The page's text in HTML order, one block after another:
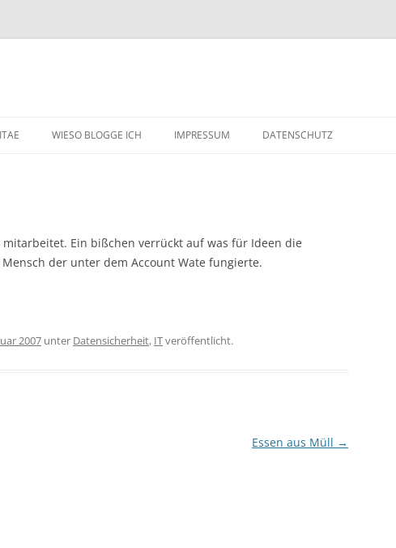
WIESO BLOGGE ICH IMPRESSUM DATENSCHUTZ
Ein bißchen verrückt auf was für Ideen die
der unter dem Account Wate fungierte.
2007 unter Datensicherheit, ITveröffentlicht.
Essen aus Müll →